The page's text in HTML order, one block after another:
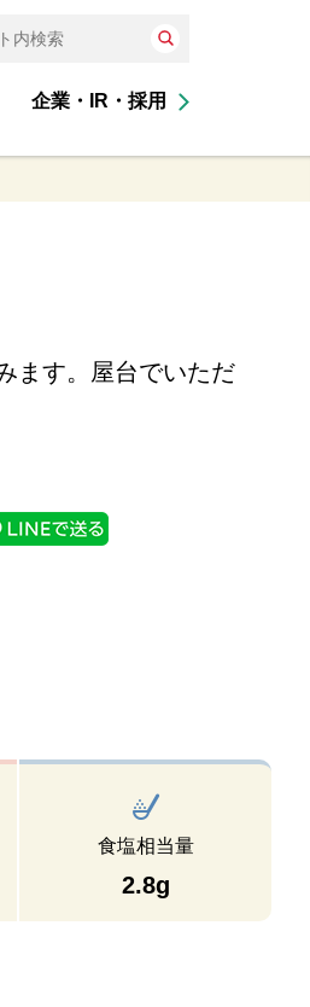
企業・IR・採用
ます。屋台でいただ
食塩相当量
2.8g